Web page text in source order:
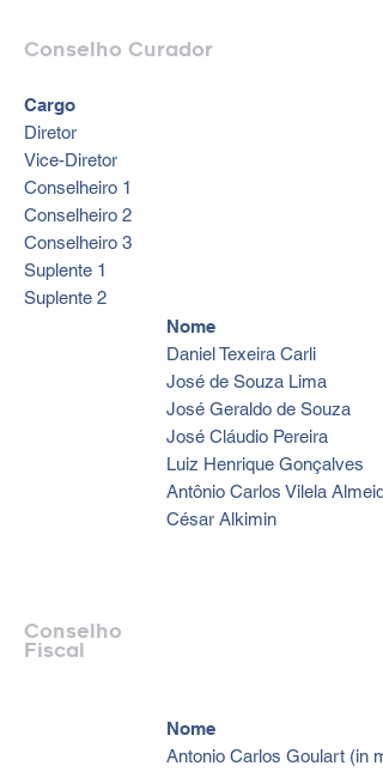
Conselho Curador
Cargo
Diretor
Vice-Diretor
Conselheiro 1
Conselheiro 2
Conselheiro 3
Suplente 1
Suplente 2
Nome
Daniel Texeira Carli
José de Souza Lima
José Geraldo de Souza
José Cláudio Pereira
Luiz Henrique Gonçalves
Antônio Carlos Vilela
César Alkimin
Conselho
Fiscal
Nome
Antonio Carlos Goulart (in